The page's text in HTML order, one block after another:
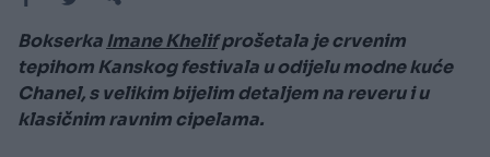
BokserkaImane Khelifprošetala je crvenim
tepihom Kanskog festivala u odijelu modne kuće
Chanel, s velikim bijelim detaljem na reveru i u
klasičnim ravnim cipelama.